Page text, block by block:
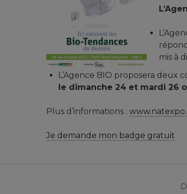
mis à
L’Agence BIO proposera deux
le dimanche 24 et mardi 26
Plus d’informations :
Je demande mon badge gratuit